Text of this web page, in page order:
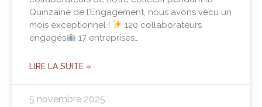
Quinzaine de l’Engagement, nous avons vécu un
mois exceptionnel !
120 collaborateurs
engagés
17 entreprises…
LIRE LA SUITE »
5 novembre 2025